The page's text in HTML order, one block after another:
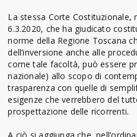
La stessa Corte Costituzionale,
6.3.2020, che ha giudicato
norme della Regione Toscana
dell’inversione anche alle
come tale facoltà, può essere
nazionale) allo scopo di
trasparenza con quelle di
esigenze che verrebbero del
prospettazione delle ricorrenti.
A ciò si aggiunga che,